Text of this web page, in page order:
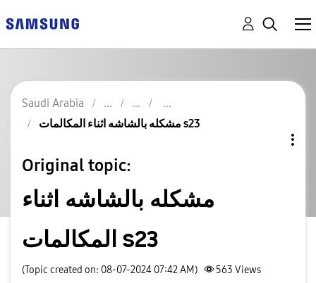
Saudi Arabia
مشكله بالشاشه اثناء المكالمات s23
Original topic:
مشكله بالشاشه اثناء
المكالمات s23
(Topic created on: 08-07-2024 07:42 AM) 563 Views